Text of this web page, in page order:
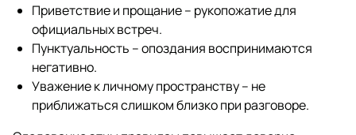
Приветствие и прощание – рукопожатие для
официальных встреч.
Пунктуальность – опоздания воспринимаются
негативно.
Уважение к личному пространству – не
приближаться слишком близко при разговоре.